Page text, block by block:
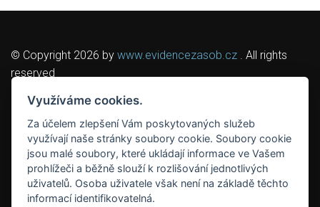
© Copyright 2026 by www.evidencezasob.cz
. All rights
reserved
Nastavení cookies
Prohlédněte si naše další systémy:
Docházkový systém,
Personalistiky mzdy,
Registrační pokladna IMES,
Využíváme cookies.
Za účelem zlepšení Vám poskytovaných služeb
využívají naše stránky soubory cookie. Soubory cookie
jsou malé soubory, které ukládají informace ve Vašem
prohlížeči a běžně slouží k rozlišování jednotlivých
uživatelů. Osoba uživatele však není na základě těchto
informací identifikovatelná.